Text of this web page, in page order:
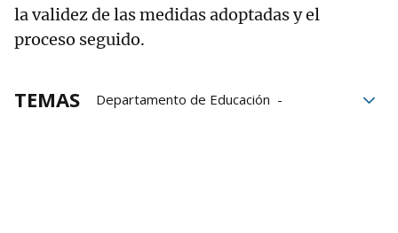
la validez de las medidas adoptadas y el
proceso seguido.
TEMAS
Departamento de Educación